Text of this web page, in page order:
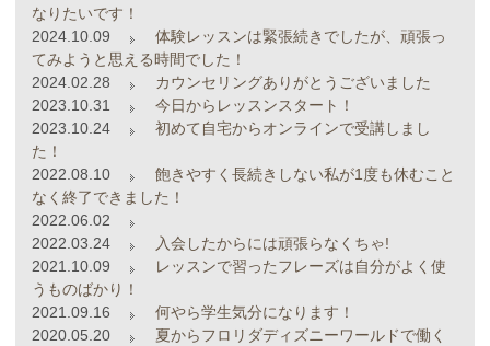
なりたいです！
2024.10.09
体験レッスンは緊張続きでしたが、頑張っ
てみようと思える時間でした！
2024.02.28
カウンセリングありがとうございました
2023.10.31
今日からレッスンスタート！
2023.10.24
初めて自宅からオンラインで受講しまし
た！
2022.08.10
飽きやすく長続きしない私が1度も休むこと
なく終了できました！
2022.06.02
2022.03.24
入会したからには頑張らなくちゃ!
2021.10.09
レッスンで習ったフレーズは自分がよく使
うものばかり！
2021.09.16
何やら学生気分になります！
2020.05.20
夏からフロリダディズニーワールドで働く